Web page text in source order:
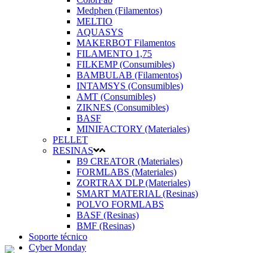
Medphen (Filamentos)
MELTIO
AQUASYS
MAKERBOT Filamentos
FILAMENTO 1,75
FILKEMP (Consumibles)
BAMBULAB (Filamentos)
INTAMSYS (Consumibles)
AMT (Consumibles)
ZIKNES (Consumibles)
BASF
MINIFACTORY (Materiales)
PELLET
RESINAS
B9 CREATOR (Materiales)
FORMLABS (Materiales)
ZORTRAX DLP (Materiales)
SMART MATERIAL (Resinas)
POLVO FORMLABS
BASF (Resinas)
BMF (Resinas)
Soporte técnico
Cyber Monday